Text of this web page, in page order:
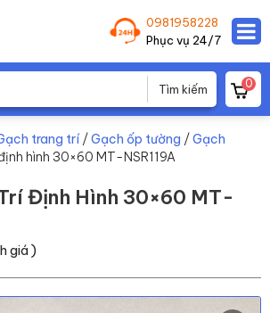
0981958228
Phục vụ 24/7
0
trang trí/Gạch ốp tường /Gạch
hình 30×60 MT-NSR119A
Định Hình 30×60 MT-
giá )